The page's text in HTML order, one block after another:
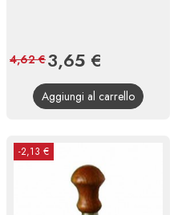
Prezzo
3,65 €
base
4,62 €
Aggiungi al carrello
-2,13 €